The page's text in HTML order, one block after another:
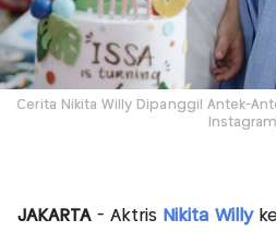
Cerita Nikita Willy Dipanggil Antek-
JAKARTA - Aktris Nikita Willy